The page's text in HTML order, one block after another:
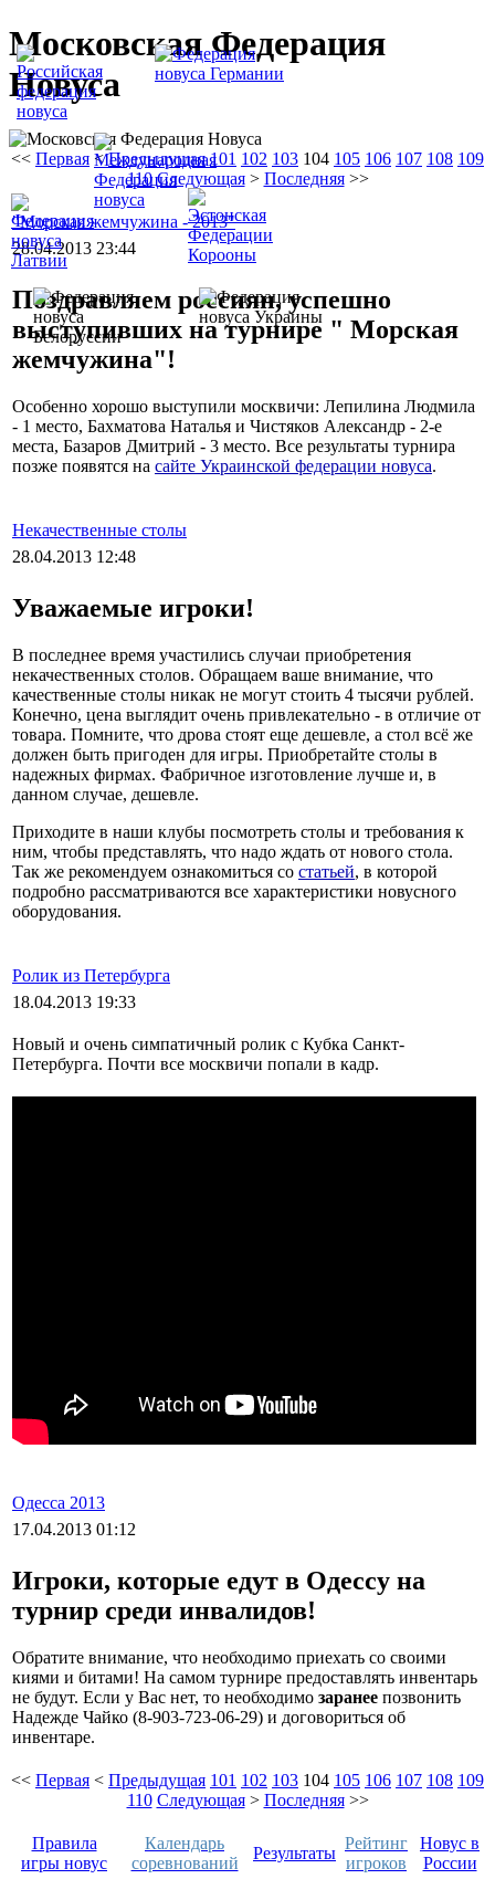
Московская Федерация
Новуса
<< Первая <Предыдущая 101 102 103 104 105 106 107 108 109
110 Следующая> Последняя>>
"Морская жемчужина - 2013"
28.04.2013 23:44
Поздравляем россиян, успешно
выступивших на турнире " Морская
жемчужина"!
Особенно хорошо выступили москвичи: Лепилина Людмила
- 1 место, Бахматова Наталья и Чистяков Александр - 2-е
места, Базаров Дмитрий - 3 место. Все результаты турнира
позже появятся на сайте Украинской федерации новуса.
Некачественные столы
28.04.2013 12:48
Уважаемые игроки!
В последнее время участились случаи приобретения
некачественных столов. Обращаем ваше внимание, что
качественные столы никак не могут стоить 4 тысячи рублей.
Конечно, цена выглядит очень привлекательно - в отличие от
товара. Помните, что дрова стоят еще дешевле, а стол всё же
должен быть пригоден для игры. Приобретайте столы в
надежных фирмах. Фабричное изготовление лучше и, в
данном случае, дешевле.
Приходите в наши клубы посмотреть столы и требования к
ним, чтобы представлять, что надо ждать от нового стола.
Так же рекомендуем ознакомиться со статьей, в которой
подробно рассматриваются все характеристики новусного
оборудования.
Ролик из Петербурга
18.04.2013 19:33
Новый и очень симпатичный ролик с Кубка Санкт-
Петербурга. Почти все москвичи попали в кадр.
Одесса 2013
17.04.2013 01:12
Игроки, которые едут в Одессу на
турнир среди инвалидов!
Обратите внимание, что необходимо приехать со своими
киями и битами! На самом турнире предоставлять инвентарь
не будут. Если у Вас нет, то необходимо заранее позвонить
Надежде Чайко (8-903-723-06-29) и договориться об
инвентаре.
<< Первая < Предыдущая 101 102 103 104 105 106 107 108 109
110 Следующая> Последняя>>
Правила
игры новус
Календарь
соревнований
Результаты
Рейтинг
игроков
Новус в
России